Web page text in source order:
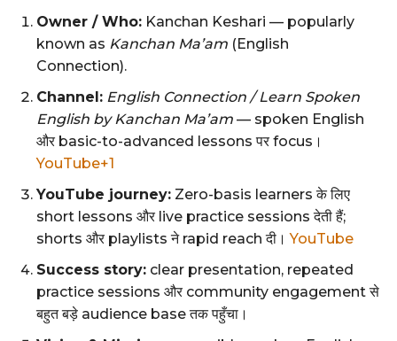
Owner / Who: Kanchan Keshari — popularly
known as Kanchan Ma’am (English
Connection).
Channel: English Connection / Learn Spoken
English by Kanchan Ma’am — spoken English
और basic-to-advanced lessons पर focus।
YouTube+1
YouTube journey: Zero-basis learners के लिए
short lessons और live practice sessions देती हैं;
shorts और playlists ने rapid reach दी। YouTube
Success story: clear presentation, repeated
practice sessions और community engagement से
बहुत बड़े audience base तक पहुँचा।